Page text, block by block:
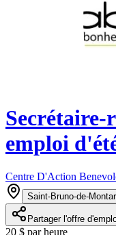
Secrétaire-
emploi
Centre D'Action
Saint-Bruno-de-
Partager l'offre
20 $ par heure